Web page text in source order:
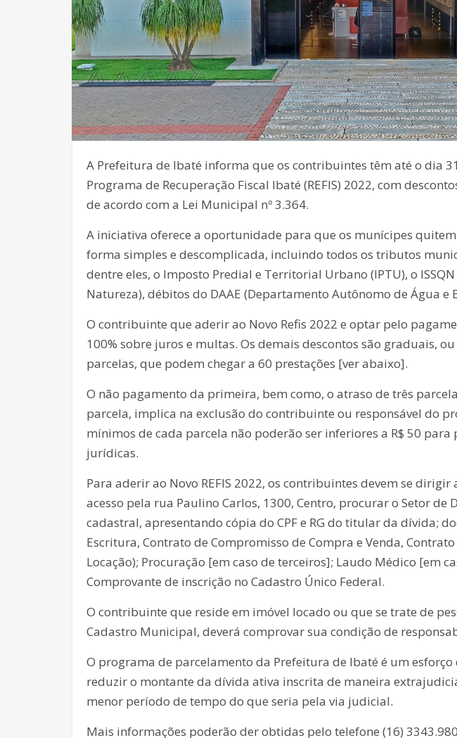
A Prefeitura de Ibaté informa que os contribuintes têm até o dia
Programa de Recuperação Fiscal Ibaté (REFIS) 2022, com
de acordo com a Lei Municipal nº 3.364.
A iniciativa oferece a oportunidade para que os munícipes
forma simples e descomplicada, incluindo todos os tributos
dentre eles, o Imposto Predial e Territorial Urbano (IPTU), o
Natureza), débitos do DAAE (Departamento Autônomo de Água e
O contribuinte que aderir ao Novo Refis 2022 e optar pelo
100% sobre juros e multas. Os demais descontos são graduais,
parcelas, que podem chegar a 60 prestações [ver abaixo].
O não pagamento da primeira, bem como, o atraso de três
parcela, implica na exclusão do contribuinte ou responsável do
mínimos de cada parcela não poderão ser inferiores a R$ 50 para
jurídicas.
Para aderir ao Novo REFIS 2022, os contribuintes devem se
acesso pela rua Paulino Carlos, 1300, Centro, procurar o Setor
cadastral, apresentando cópia do CPF e RG do titular da dívida;
Escritura, Contrato de Compromisso de Compra e Venda,
Locação); Procuração [em caso de terceiros]; Laudo Médico [em
Comprovante de inscrição no Cadastro Único Federal.
O contribuinte que reside em imóvel locado ou que se trate de
Cadastro Municipal, deverá comprovar sua condição de
O programa de parcelamento da Prefeitura de Ibaté é um
reduzir o montante da dívida ativa inscrita de maneira
menor período de tempo do que seria pela via judicial.
Mais informações poderão der obtidas pelo telefone (16)